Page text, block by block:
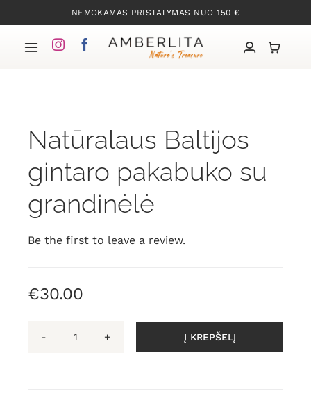
to
content
NEMOKAMAS PRISTATYMAS NUO 150 €
Toggle
Mūsų kolekcijos
Apie Gintarą
Mūsų istorija
Natūralaus Baltijos
gintaro pakabuko su
grandinėlė
Be the first to leave a review.
€30.00
Į KREPŠELĮ